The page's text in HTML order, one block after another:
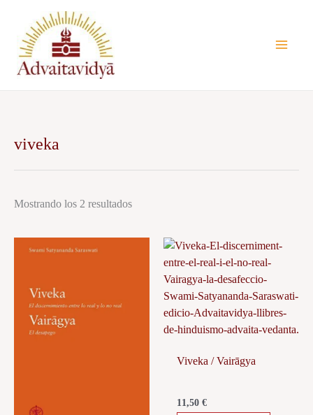
contenido
viveka
Mostrando los 2 resultados
Viveka / Vairāgya
11,50€